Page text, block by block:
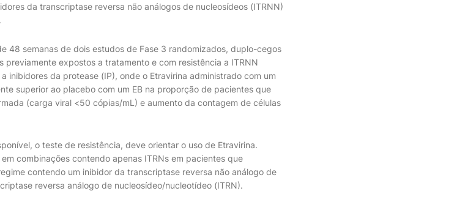
da transcriptase reversa não análogos de nucleosídeos (ITRNN)
48 semanas de dois estudos de Fase 3 randomizados, duplo-cegos
expostos a tratamento e com resistência a ITRNN
inibidores da protease (IP), onde o Etravirina administrado com um
superior ao placebo com um EB na proporção de pacientes que
(carga viral <50 cópias/mL) e aumento da contagem de células
o teste de resistência, deve orientar o uso de Etravirina.
combinações contendo apenas ITRNs em pacientes que
contendo um inibidor da transcriptase reversa não análogo de
reversa análogo de nucleosídeo/nucleotídeo (ITRN).